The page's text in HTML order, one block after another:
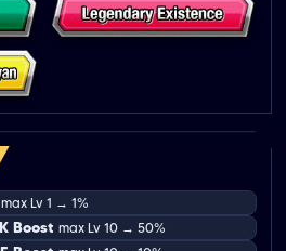
max Lv 1 → 1%
Boost max Lv 10 → 50%